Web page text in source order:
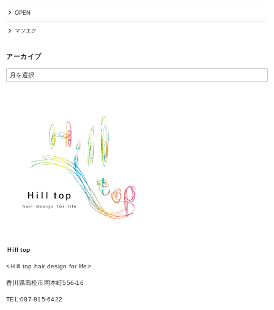
OPEN
マツエク
アーカイブ
Ｈill top
<Ｈill top hair design for life>
香川県高松市岡本町556-16
TEL:087-815-6422